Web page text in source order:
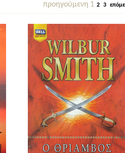
προηγούμενη 1 2 3